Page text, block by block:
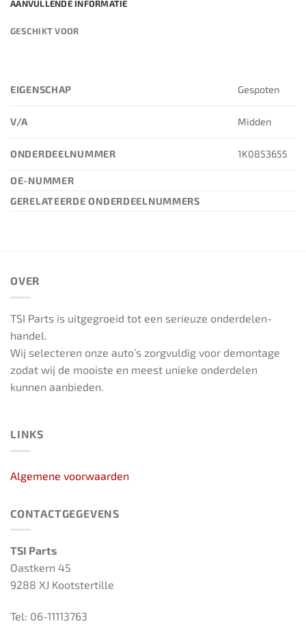
AANVULLENDE INFORMATIE
GESCHIKT VOOR
EIGENSCHAP Gespoten
V/A Midden
ONDERDEELNUMMER 1K0853655
OE-NUMMER
GERELATEERDE ONDERDEELNUMMERS
OVER
TSI Parts is uitgegroeid tot een serieuze onderdelen-
handel.
Wij selecteren onze auto’s zorgvuldig voor demontage
zodat wij de mooiste en meest unieke onderdelen
kunnen aanbieden.
LINKS
Algemene voorwaarden
CONTACTGEGEVENS
TSI Parts
Oastkern 45
9288 XJ Kootstertille
Tel: 06-11113763